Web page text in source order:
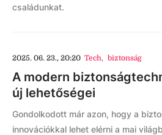
családunkat.
2025. 06. 23., 20:20 Tech, biztonság
A modern
új lehetőségei
Gondolkodott már azon, hogy a
innovációkkal lehet elérni a mai